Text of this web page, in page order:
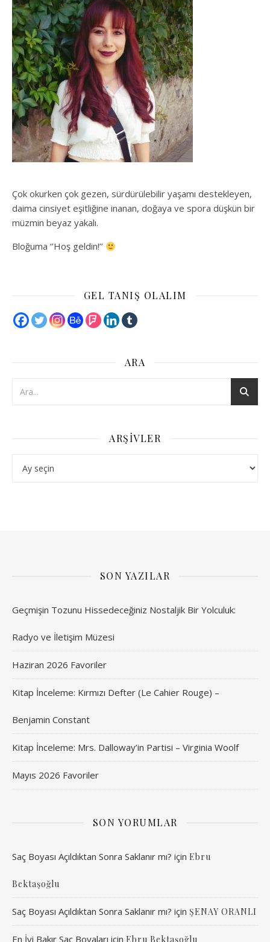
Çok okurken çok gezen, sürdürülebilir yaşamı destekleyen,
daima cinsiyet eşitliğine inanan, doğaya ve spora düşkün bir
müzmin beyaz yakalı.
Bloğuma ‘’Hoş geldin!’’
GEL TANIŞ OLALIM
ARA
ARŞIVLER
SON YAZILAR
Geçmişin Tozunu Hissedeceğiniz Nostaljik Bir Yolculuk:
Radyo ve İletişim Müzesi
Haziran 2026 Favoriler
Kitap İnceleme: Kırmızı Defter (Le Cahier Rouge) –
Benjamin Constant
Kitap İnceleme: Mrs. Dalloway’in Partisi – Virginia Woolf
Mayıs 2026 Favoriler
SON YORUMLAR
Saç Boyası Açıldıktan Sonra Saklanır mı? için Ebru
Bektaşoğlu
Saç Boyası Açıldıktan Sonra Saklanır mı? için ŞENAY ORANLI
En İyi Bakır Saç Boyaları için Ebru Bektaşoğlu